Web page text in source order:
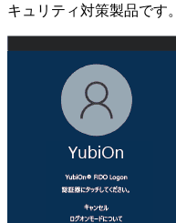
キュリティ対策製品です。